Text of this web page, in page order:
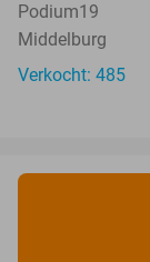
Podium19
Middelburg
Verkocht: 485